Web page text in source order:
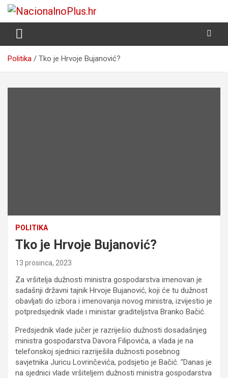
Skip
NacionalnoPlus.hr
Nacija želi znati više
Politika Tko je Hrvoje Bujanović?
POLITIKA
Tko je Hrvoje Bujanović?
13 prosinca, 2023
Za vršitelja dužnosti ministra gospodarstva imenovan je
sadašnji državni tajnik Hrvoje Bujanović, koji će tu dužnost
obavljati do izbora i imenovanja novog ministra, izvijestio je
potpredsjednik vlade i ministar graditeljstva Branko Bačić.
Predsjednik vlade jučer je razriješio dužnosti dosadašnjeg
ministra gospodarstva Davora Filipovića, a vlada je na
telefonskoj sjednici razriješila dužnosti posebnog
savjetnika Juricu Lovrinčevića, podsjetio je Bačić. “Danas je
na sjednici vlade vršiteljem dužnosti ministra gospodarstva